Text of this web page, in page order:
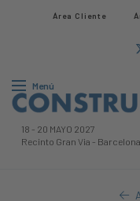
Área Cliente
Menú
18 - 20 MAYO 2027
Recinto Gran Via - Barcelona